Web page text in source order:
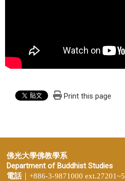
Print this page
佛光大學佛教學系
Department of Buddhist Studies
電話｜+886-3-9871000 ext.27201~5